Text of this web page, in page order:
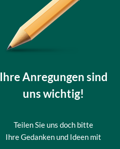
Ihre Anregungen sind
uns wichtig!
Teilen Sie uns doch bitte
Ihre Gedanken und Ideen mit